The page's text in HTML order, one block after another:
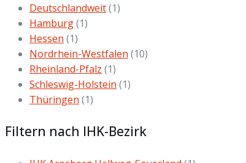
Deutschlandweit(1)
Hamburg(1)
Hessen (1)
Nordrhein-Westfalen (10)
Rheinland-Pfalz (1)
Schleswig-Holstein (1)
Thüringen (1)
Filtern nach IHK-Bezirk